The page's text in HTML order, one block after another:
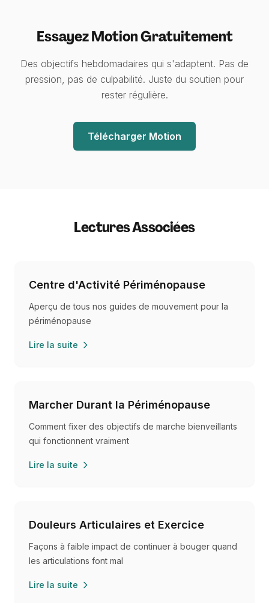
Essayez Motion Gratuitement
Des objectifs hebdomadaires qui s'adaptent. Pas de
pression, pas de culpabilité. Juste du soutien pour
rester régulière.
Télécharger Motion
Lectures Associées
Centre d'Activité Périménopause
Aperçu de tous nos guides de mouvement pour la
périménopause
Lire la suite
Marcher Durant la Périménopause
Comment fixer des objectifs de marche bienveillants
qui fonctionnent vraiment
Lire la suite
Douleurs Articulaires et Exercice
Façons à faible impact de continuer à bouger quand
les articulations font mal
Lire la suite